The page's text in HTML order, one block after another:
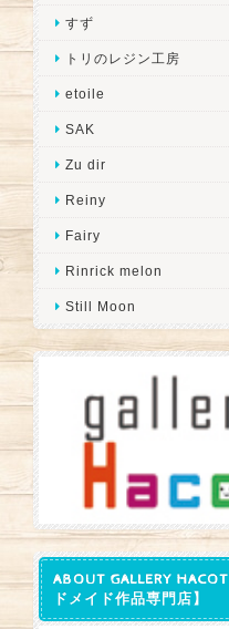
すず
トリのレジン工房
etoile
SAK
Zu dir
Reiny
Fairy
Rinrick melon
Still Moon
ABOUT GALLERY
ドメイド作品専門店】